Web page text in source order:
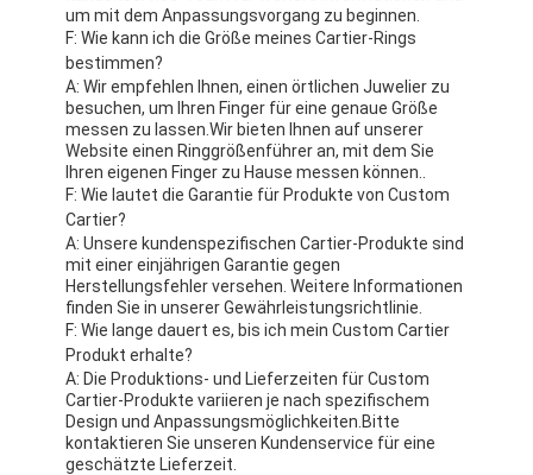
um mit dem Anpassungsvorgang zu beginnen.
F: Wie kann ich die Größe meines Cartier-Rings
bestimmen?
A: Wir empfehlen Ihnen, einen örtlichen Juwelier zu
besuchen, um Ihren Finger für eine genaue Größe
messen zu lassen.Wir bieten Ihnen auf unserer
Website einen Ringgrößenführer an, mit dem Sie
Ihren eigenen Finger zu Hause messen können..
F: Wie lautet die Garantie für Produkte von Custom
Cartier?
A: Unsere kundenspezifischen Cartier-Produkte sind
mit einer einjährigen Garantie gegen
Herstellungsfehler versehen. Weitere Informationen
finden Sie in unserer Gewährleistungsrichtlinie.
F: Wie lange dauert es, bis ich mein Custom Cartier
Produkt erhalte?
A: Die Produktions- und Lieferzeiten für Custom
Cartier-Produkte variieren je nach spezifischem
Design und Anpassungsmöglichkeiten.Bitte
kontaktieren Sie unseren Kundenservice für eine
geschätzte Lieferzeit.